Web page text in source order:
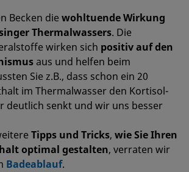
Becken diewohltuende Wirkung
Thermalwassers. Die
wirken sich positiv auf den
aus und helfen beim
Sie z.B., dass schon ein 20
im Thermalwasser den Kortisol-
deutlich senkt und wir uns besser
Tipps und Tricks, wie Sie Ihren
optimal gestalten, verraten wir
Badeablauf.